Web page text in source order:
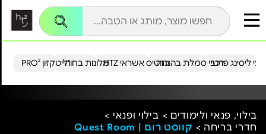
הייטקזון PRO²מלונות בחו"ל כרטיס אשראי HTZ ליסינג פרטירכבי סמלת בהנחה
בילוי, פנאי ולימודים > בילוי ופנאי >
חדרי בריחה > קווסט רום | Quest Room